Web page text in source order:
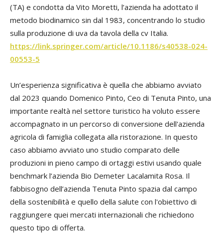
(TA) e condotta da Vito Moretti, l’azienda ha adottato il
metodo biodinamico sin dal 1983, concentrando lo studio
sulla produzione di uva da tavola della cv Italia.
https://link.springer.com/article/10.1186/s40538-024-
00553-5
Un’esperienza significativa è quella che abbiamo avviato
dal 2023 quando Domenico Pinto, Ceo di Tenuta Pinto, una
importante realtà nel settore turistico ha voluto essere
accompagnato in un percorso di conversione dell'azienda
agricola di famiglia collegata alla ristorazione. In questo
caso abbiamo avviato uno studio comparato delle
produzioni in pieno campo di ortaggi estivi usando quale
benchmark l’azienda Bio Demeter Lacalamita Rosa. Il
fabbisogno dell’azienda Tenuta Pinto spazia dal campo
della sostenibilità e quello della salute con l'obiettivo di
raggiungere quei mercati internazionali che richiedono
questo tipo di offerta.